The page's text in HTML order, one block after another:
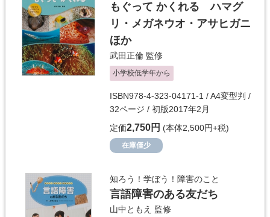
もぐって かくれる ハマグ
リ・メガネウオ・アサヒガニ
ほか
武田正倫 監修
小学校低学年から
ISBN978-4-323-04171-1 / A4変型判 /
32ページ / 初版2017年2月
定価2,750円 (本体2,500円+税)
在庫僅少
知ろう！学ぼう！障害のこと
言語障害のある友だち
山中ともえ 監修